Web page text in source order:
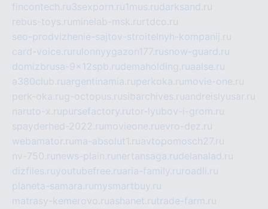
fincontech.ru3sexporn.ru1mus.rudarksand.ru
rebus-toys.ru minelab-msk.ru rtdco.ru
seo-prodvizhenie-sajtov-stroitelnyh-kompanij.ru
card-voice.ru rulonnyygazon177.rusnow-guard.ru
domizbrusa-9x12spb.rudemaholding.ruaalse.ru
a380club.ruargentinamia.ruperkoka.ru movie-one.ru
perk-oka.rug-octopus.rusibarchives.ruandreislyusar.ru
naruto-x.rupursefactory.rutor-lyubov-i-grom.ru
spayderhed-2022.ru movieone.ruevro-dez.ru
webamator.ru ma-absolut1.ruavtopomosch27.ru
nv-750.ru news-plain.ru nertansaga.rudelanalad.ru
dizfiles.ruyoutubefree.ruaria-family.ru roadli.ru
planeta-samara.ru mysmartbuy.ru
matrasy-kemerovo.ruashanet.rutrade-farm.ru